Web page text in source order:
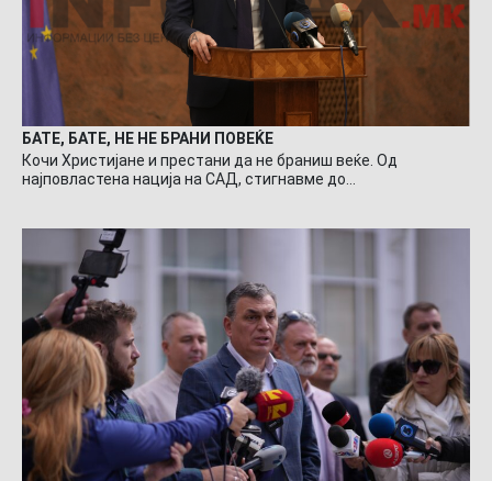
БАТЕ, БАТЕ, НЕ НЕ БРАНИ ПОВЕЌЕ
Кочи Христијане и престани да не браниш веќе. Од
најповластена нација на САД, стигнавме до…